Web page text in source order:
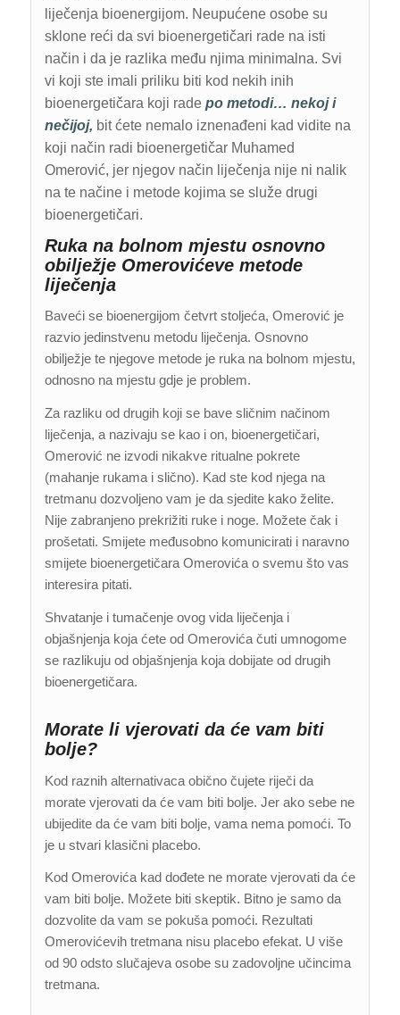
liječenja bioenergijom. Neupućene osobe su
sklone reći da svi bioenergetičari rade na isti
način i da je razlika među njima minimalna. Svi
vi koji ste imali priliku biti kod nekih inih
bioenergetičara koji rade po metodi… nekoj i
nečijoj, bit ćete nemalo iznenađeni kad vidite na
koji način radi bioenergetičar Muhamed
Omerović, jer njegov način liječenja nije ni nalik
na te načine i metode kojima se služe drugi
bioenergetičari.
Ruka na bolnom mjestu osnovno
obilježje Omerovićeve metode
liječenja
Baveći se bioenergijom četvrt stoljeća, Omerović je
razvio jedinstvenu metodu liječenja. Osnovno
obilježje te njegove metode je ruka na bolnom mjestu,
odnosno na mjestu gdje je problem.
Za razliku od drugih koji se bave sličnim načinom
liječenja, a nazivaju se kao i on, bioenergetičari,
Omerović ne izvodi nikakve ritualne pokrete
(mahanje rukama i slično). Kad ste kod njega na
tretmanu dozvoljeno vam je da sjedite kako želite.
Nije zabranjeno prekrižiti ruke i noge. Možete čak i
prošetati. Smijete međusobno komunicirati i naravno
smijete bioenergetičara Omerovića o svemu što vas
interesira pitati.
Shvatanje i tumačenje ovog vida liječenja i
objašnjenja koja ćete od Omerovića čuti umnogome
se razlikuju od objašnjenja koja dobijate od drugih
bioenergetičara.
Morate li vjerovati da će vam biti
bolje?
Kod raznih alternativaca obično čujete riječi da
morate vjerovati da će vam biti bolje. Jer ako sebe ne
ubijedite da će vam biti bolje, vama nema pomoći. To
je u stvari klasični placebo.
Kod Omerovića kad dođete ne morate vjerovati da će
vam biti bolje. Možete biti skeptik. Bitno je samo da
dozvolite da vam se pokuša pomoći. Rezultati
Omerovićevih tretmana nisu placebo efekat. U više
od 90 odsto slučajeva osobe su zadovoljne učincima
tretmana.